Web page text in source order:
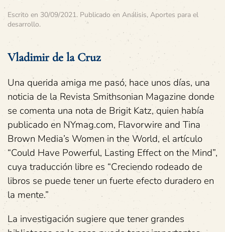
Escrito en 30/09/2021. Publicado en Análisis, Aportes para el
desarrollo.
Vladimir de la Cruz
Una querida amiga me pasó, hace unos días, una
noticia de la Revista Smithsonian Magazine donde
se comenta una nota de Brigit Katz, quien había
publicado en NYmag.com, Flavorwire and Tina
Brown Media’s Women in the World, el artículo
“Could Have Powerful, Lasting Effect on the Mind”,
cuya traducción libre es “Creciendo rodeado de
libros se puede tener un fuerte efecto duradero en
la mente.”
La investigación sugiere que tener grandes